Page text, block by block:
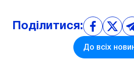
Поділитися:
До всіх